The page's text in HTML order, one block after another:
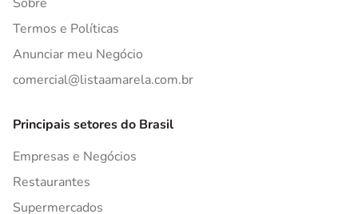
Termos e Políticas
Anunciar meu Negócio
comercial@listaamarela.com.br
Principais setores do Brasil
Empresas e Negócios
Restaurantes
Supermercados